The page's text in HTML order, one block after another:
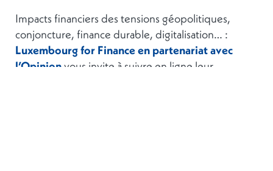
Impacts financiers des tensions géopolitiques,
conjoncture, finance durable, digitalisation… :
Luxembourg for Finance en partenariat avec
l’Opinionvous invite à suivre en ligne leur